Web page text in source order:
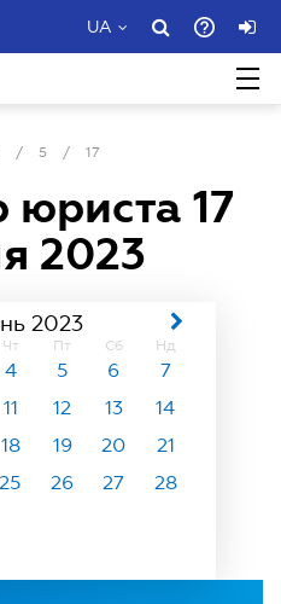
UA
/ 5 / 17
юриста 17
2023
2023
Чт Пт Сб Нд
4 5 6
7
11 12 13
14
18 19 20
21
25 26 27
28